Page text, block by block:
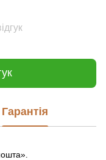
Гарантія